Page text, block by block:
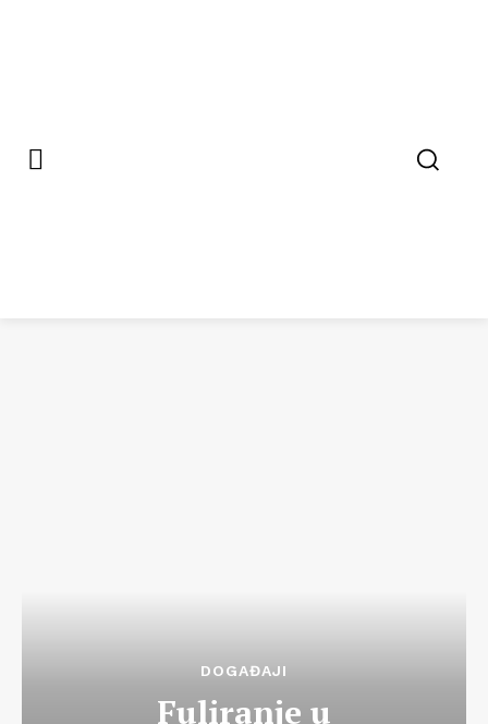
DOGAĐAJI
Fuliranje u